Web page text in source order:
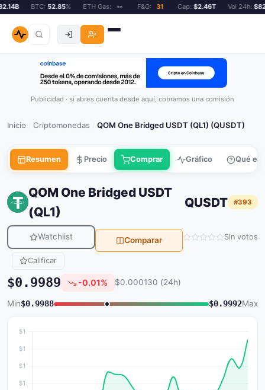
BTC:52.85% ETH Gas: -- F&G: 31 Cap:$2.46T Vol 24h:
Publicidad · si abres cuenta desde aquí, cobramos una comisión
Inicio Criptomonedas QOM One Bridged USDT (QL1) (QUSDT)
Resumen Precio Comprar Gráfico Qué es
QOM One Bridged USDT
(QL1)
QUSDT #393
Watchlist Comparar Sin votos
Calificar
$0.9989 -0.01% $0.000130 (24h)
Min$0.9988 $0.9992Max